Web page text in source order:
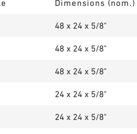
Dimensions (nom.)
48 x 24 x 5/8"
48 x 24 x 5/8"
48 x 24 x 5/8"
24 x 24 x 5/8"
24 x 24 x 5/8"